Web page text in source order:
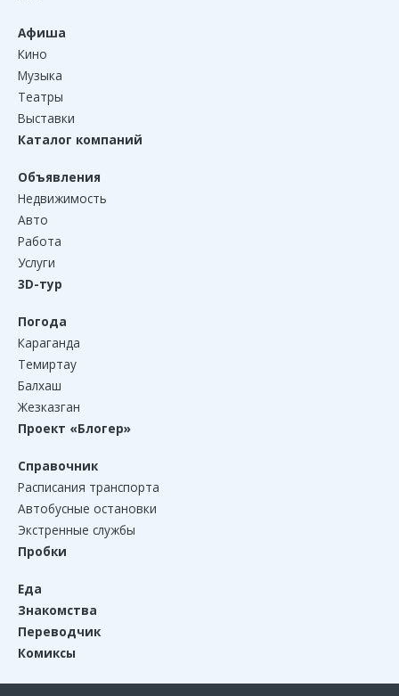
Афиша
Кино
Музыка
Театры
Выставки
Каталог компаний
Объявления
Недвижимость
Авто
Работа
Услуги
3D-тур
Погода
Караганда
Темиртау
Балхаш
Жезказган
Проект «Блогер»
Справочник
Расписания транспорта
Автобусные остановки
Экстренные службы
Пробки
Еда
Знакомства
Переводчик
Комиксы